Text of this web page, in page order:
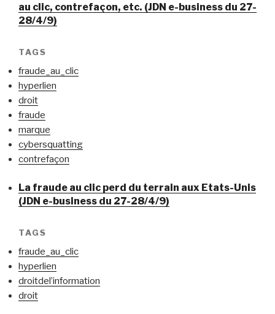
au clic, contrefaçon, etc. (JDN e-business du 27-
28/4/9)
TAGS
fraude_au_clic
hyperlien
droit
fraude
marque
cybersquatting
contrefaçon
La fraude au clic perd du terrain aux Etats-Unis
(JDN e-business du 27-28/4/9)
TAGS
fraude_au_clic
hyperlien
droitdel’information
droit